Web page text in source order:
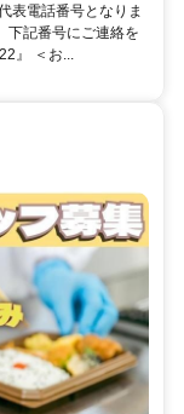
表電話番号となりま
下記番号にご連絡を
＜お...